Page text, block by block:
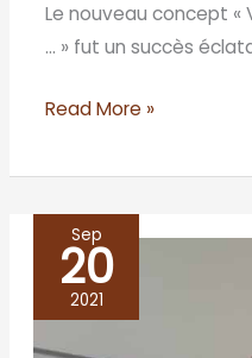
Le nouveau concept «
… » fut un succès
Read More »
Sep
20
2021
Thiénaba,
une